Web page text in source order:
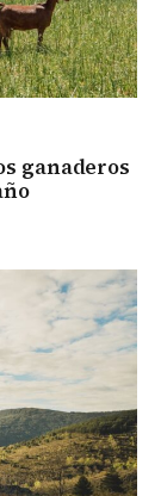
ganaderos